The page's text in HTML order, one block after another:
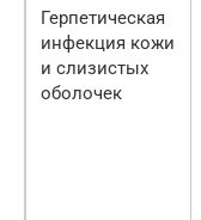
Герпетическая
инфекция кожи
и слизистых
оболочек